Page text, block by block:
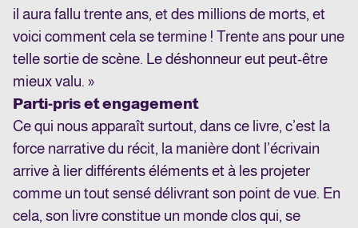
il aura fallu trente ans, et des millions de morts, et
voici comment cela se termine ! Trente ans pour une
telle sortie de scène. Le déshonneur eut peut-être
mieux valu. »
Parti-pris et engagement
Ce qui nous apparaît surtout, dans ce livre, c’est la
force narrative du récit, la manière dont l’écrivain
arrive à lier différents éléments et à les projeter
comme un tout sensé délivrant son point de vue. En
cela, son livre constitue un monde clos qui, se